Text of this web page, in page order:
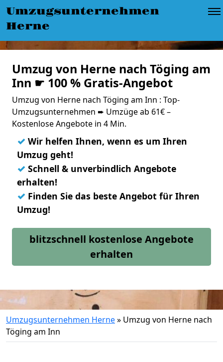
Umzugsunternehmen
Herne
Umzug von Herne nach Töging am
Inn ☛ 100 % Gratis-Angebot
Umzug von Herne nach Töging am Inn : Top-
Umzugsunternehmen ➨ Umzüge ab 61€ –
Kostenlose Angebote in 4 Min.
✓ Wir helfen Ihnen, wenn es um Ihren
Umzug geht!
✓ Schnell & unverbindlich Angebote
erhalten!
✓ Finden Sie das beste Angebot für Ihren
Umzug!
blitzschnell kostenlose Angebote
erhalten
Umzugsunternehmen Herne» Umzug von Herne nach
Töging am Inn